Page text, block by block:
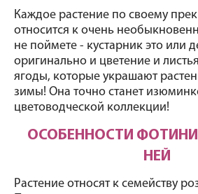
Каждое растение по своему
относится к очень
не поймете - кустарник это или
оригинально и цветение и
ягоды, которые украшают
зимы! Она точно станет
цветоводческой коллекции!
ОСОБЕННОСТИ
НЕЙ
Растение относят к семейству